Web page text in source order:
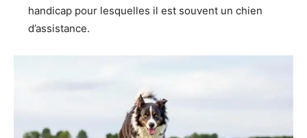
handicap pour lesquelles il est souvent un chien
d’assistance.